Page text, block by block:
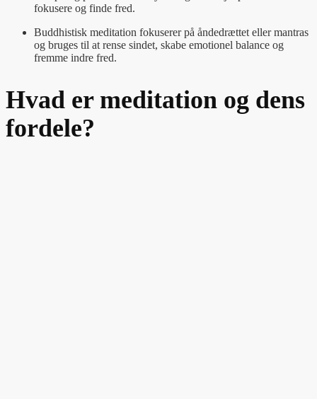
fokusere og finde fred.
Buddhistisk meditation fokuserer på åndedrættet eller mantras
og bruges til at rense sindet, skabe emotionel balance og
fremme indre fred.
Hvad er meditation og dens
fordele?